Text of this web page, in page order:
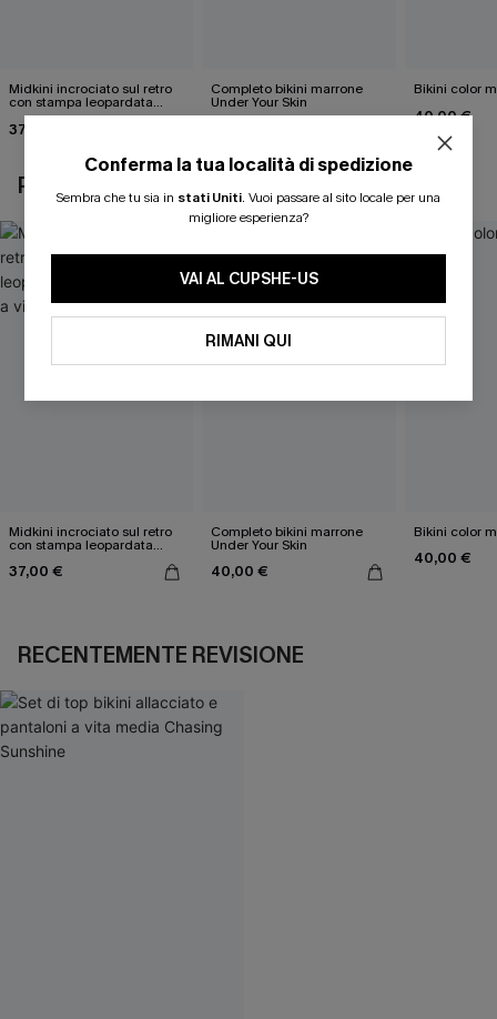
Midkini incrociato sul retro
con stampa leopardata
classica e set a vita alta
37,00 €
Completo bikini marrone
Under Your Skin
Bikini color
40,00 €
POTREBBE INTERESSARTI ANCHE
Midkini incrociato sul retro
con stampa leopardata
37,00 €
Completo bikini marrone
Under Your Skin
40,00 €
Bikini color
40,00 €
RECENTEMENTE REVISIONE
Conferma la tua località di spedizione
Sembra che tu sia in stati Uniti. Vuoi passare al sito locale per una
migliore esperienza?
VAI AL CUPSHE-US
RIMANI QUI